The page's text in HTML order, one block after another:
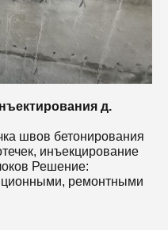
д.
швов бетонирования
инъекцирование
Решение:
ремонтными